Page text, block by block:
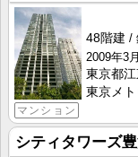
マンション
48階建
2009年3月
東京都
東京メ
シティタワーズ